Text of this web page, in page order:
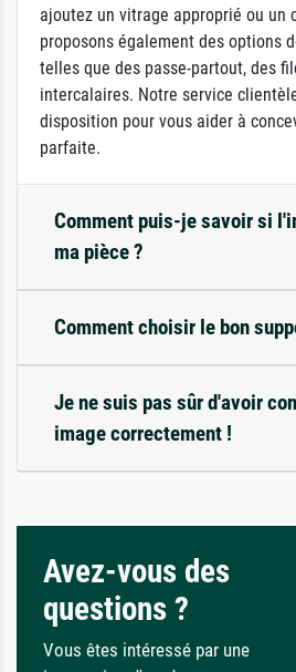
ajoutez un vitrage approprié ou un
proposons également des options
telles que des passe-partout, des
intercalaires. Notre service
disposition pour vous aider à
parfaite.
Comment puis-je savoir si
ma pièce ?
Comment choisir le bon
Je ne suis pas sûr d'avoir
image correctement !
Avez-vous des
questions ?
Vous êtes intéressé par une